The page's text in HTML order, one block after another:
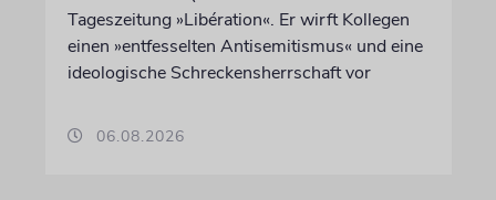
Tageszeitung »Libération«. Er wirft Kollegen
einen »entfesselten Antisemitismus« und eine
ideologische Schreckensherrschaft vor
06.08.2026